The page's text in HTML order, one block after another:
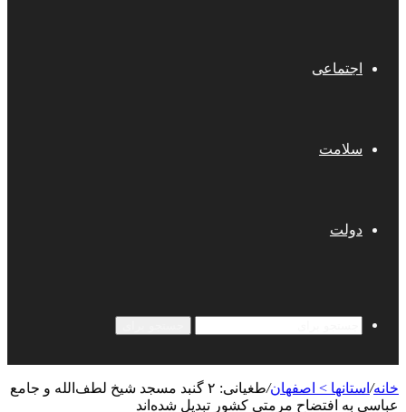
اجتماعی
سلامت
دولت
خانه/ استانها > اصفهان/
طغیانی: ۲ گنبد مسجد شیخ لطف‌الله و جامع
عباسی به افتضاح مرمتی کشور تبدیل شده‌اند